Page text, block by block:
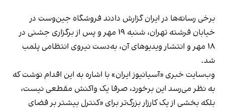
برخی رسانه‌ها در ایران گزارش دادند فروشگاه جین‌وست در
خیابان فرشته تهران، شنبه ۱۹ مهر و پس از برگزاری جشنی در
۱۸ مهر و انتشار ویدیوهای آن، به‌دست نیروی انتظامی پلمب
شد.
وب‌سایت خبری «آسیانیوز ایران» با اشاره به این اقدام نوشت که
به نظر می‌رسد این برخورد، صرفا یک واکنش مقطعی نیست،
بلکه بخشی از یک کارزار بزرگ‌تر برای «کنترل بیشتر بر فضای